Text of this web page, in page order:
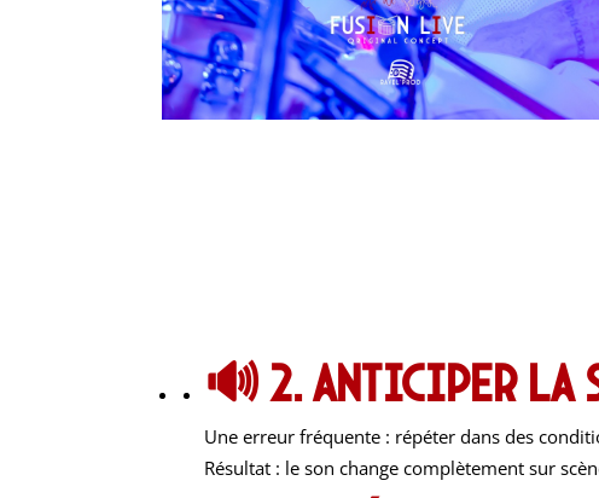
🔊 2. Anticiper
Une erreur fréquente : répéter dans des
Résultat : le son change complètement sur